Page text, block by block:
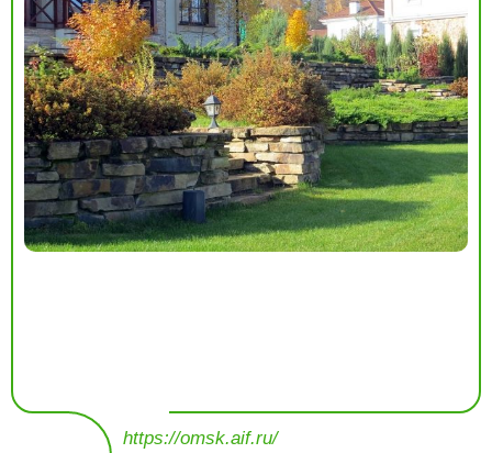
https://omsk.aif.ru/